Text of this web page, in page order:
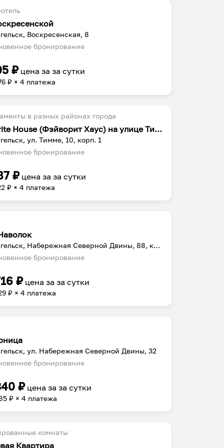
Воскресенская, 8
бронирование
₽ цена заза сутки
₽ × 4 платежа
в разных районах города
Favorite House (Фэйворит Хаус) на улице Тимме 10, корпус 1
ул. Тимме, 10, корп. 1
бронирование
₽ цена заза сутки
₽ × 4 платежа
Архангельск, Набережная Северной Двины, 88, корп.1
бронирование
₽ цена заза сутки
₽ × 4 платежа
ул. Набережная Северной Двины, 32
бронирование
₽ цена заза сутки
₽ × 4 платежа
комнаты
Квартира